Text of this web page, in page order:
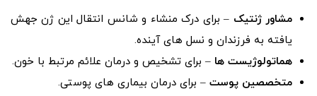
مشاور ژنتیک – برای درک منشاء و شانس انتقال این ژن جهش
یافته به فرزندان و نسل های آینده.
هماتولوژیست ها – برای تشخیص و درمان علائم مرتبط با خون.
متخصصین پوست – برای درمان بیماری های پوستی.